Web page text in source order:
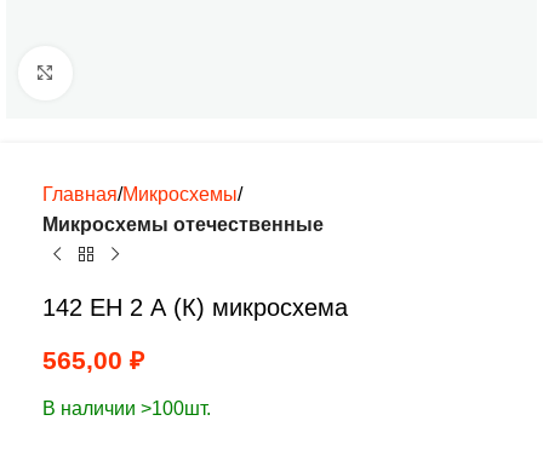
Главная Микросхемы
Микросхемы отечественные
142 ЕН 2 А (К) микросхема
565,00 ₽
В наличии >100шт.